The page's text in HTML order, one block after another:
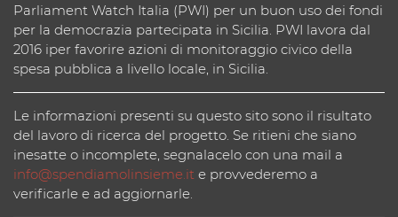
Parliament Watch Italia (PWI) per un buon uso dei fondi
per la democrazia partecipata in Sicilia. PWI lavora dal
2016 iper favorire azioni di monitoraggio civico della
spesa pubblica a livello locale, in Sicilia.
Le informazioni presenti su questo sito sono il risultato
del lavoro di ricerca del progetto. Se ritieni che siano
inesatte o incomplete, segnalacelo con una mail a
info@spendiamolinsieme.it e provvederemo a
verificarle e ad aggiornarle.